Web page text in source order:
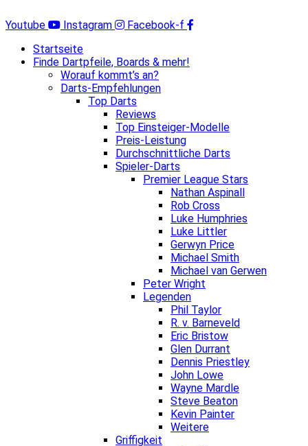
Inhalt
Youtube Instagram
Facebook-f
Startseite
Finde Dartpfeile, Boards & mehr!
Worauf kommt’s an?
Darts-Empfehlungen
Top Darts
Reviews
Top Einsteiger-Modelle
Preis-Leistung
Durchschnittliche Darts
Spieler-Darts
Premier League Stars
Nathan Aspinall
Rob Cross
Luke Humphries
Luke Littler
Gerwyn Price
Michael Smith
Michael van Gerwen
Peter Wright
Legenden
Phil Taylor
R. v. Barneveld
Eric Bristow
Glen Durrant
Dennis Priestley
John Lowe
Wayne Mardle
Steve Beaton
Kevin Painter
Weitere
Griffigkeit